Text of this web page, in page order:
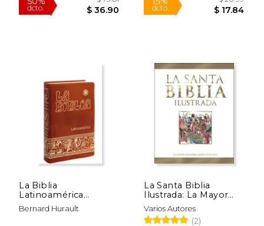
15%
dcto.
36%
dcto.
La Biblia
Latinoamérica
[Ministro] - plástico
Bernard Hurault
La Santa Biblia
Ilustrada: La Mayor
Historia Jamás
Contada (Grandes
Obras)
Varios Autores
(2)